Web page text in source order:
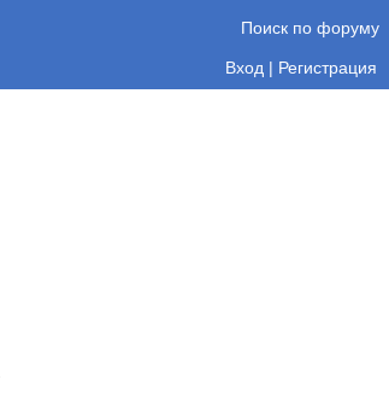
Поиск по форуму
Вход | Регистрация